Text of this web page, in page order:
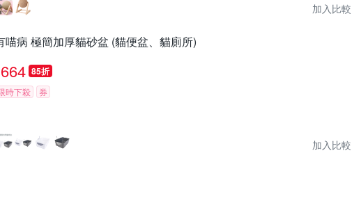
加入比較
喵病 極簡加厚貓砂盆 (貓便盆、貓廁所)
664 85折
時下殺 券
加入比較